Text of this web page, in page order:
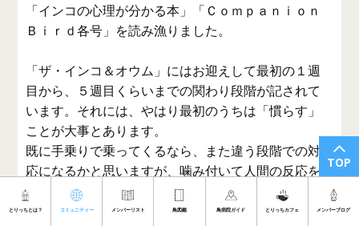
TOP
とりっちとは？ コミュニティー メンバーリスト 鳥図鑑 鳥病院ガイド とりっちカフェ メンバーブログ
「インコの心理が分かる本」「Ｃｏｍｐａｎｉｏｎ
Ｂｉｒｄ各号」を読み漁りました。
「ザ・インコ＆オウム」にはお迎えして最初の１週
目から、５週目くらいまでの関わり段階が記されて
います。それには、やはり最初のうちは「慣らす」
ことが大事とあります。
既に手乗りで乗ってくるなら、また違う段階での対
応になるかと思いますが、噛み付いて人間の反応を
確認しているようならば、ケージから出すのは時期
尚早かと思います。